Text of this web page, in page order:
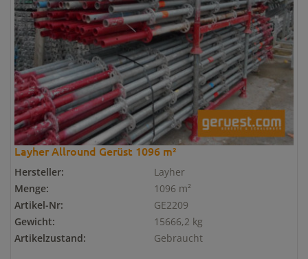
Layher Allround Gerüst 1096 m²
Hersteller:
Layher
Menge:
1096 m²
Artikel-Nr:
GE2209
Gewicht:
15666,2 kg
Artikelzustand:
Gebraucht